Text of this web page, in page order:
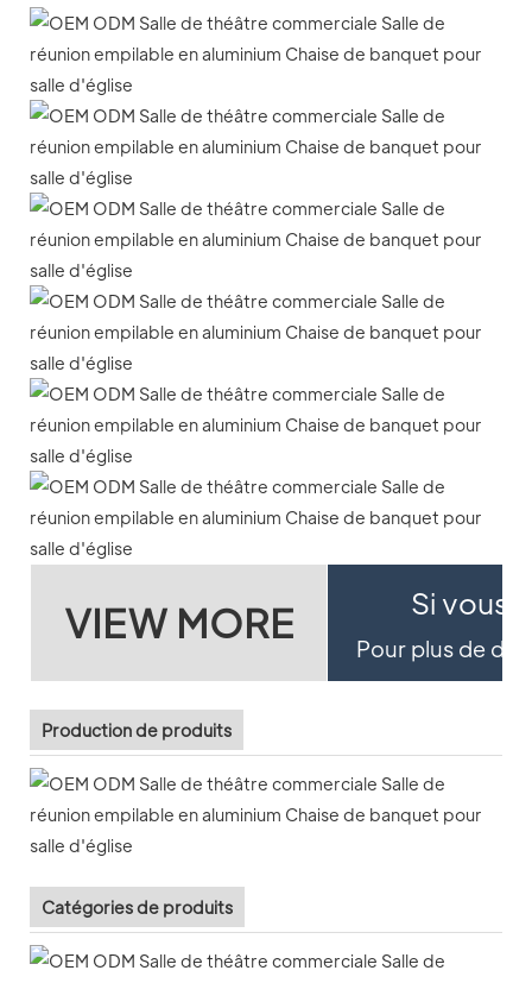
VIEW MORE Si vous
Pour plus de
Production de produits
Catégories de produits